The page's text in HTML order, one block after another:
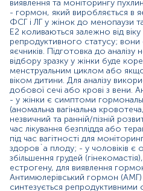
яєчників; коли є підозра, що
немовляти відсутні, приховані
належним чином.
диференціювання статі у
участь в сперматогенезі і
гормон служить індикатором
також його використовують,
порушення диференціювання
жіночого безпліддя, а також
пухлин. Антимюллерівський
синтезується тільки клітинами
період ембріонального
народження) і зернистими
після народження). Цей
завдяки унікальній
жіночих статевих структур з
Мюллерова протока. Іншою
виявлення та моніторингу
- гормон, який виробляється в
ФСГ і ЛГ у жінок до менопаузи та
Е2 коливаються залежно від віку
репродуктивного статусу; вони
яєчників. Підготовка до аналізу
відбору зразку у жінки буде
менструальним циклом або якщо
віком дитини. Для аналізу
добової сечі або крові з вени.
- у жінки є симптоми
(аномальна вагінальна
незвичний та ранній/пізній
час лікування безпліддя або
під час вагітності для
здоров`а плоду; - у чоловіків є
збільшення грудей
естрогену, для виявлення
Антимюлерівський гормон
синтезується